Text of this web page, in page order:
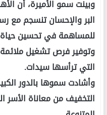
وبينت سمو الأميرة، أن
البر والإحسان تنسجم مع
للمساهمة في تحسين
وتوفير فرص تشغيل
التي ترأسها سيدات.
وأشادت سموها بالدور
التخفيف من معاناة الأسر